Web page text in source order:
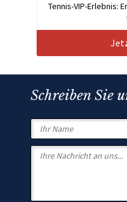
Tennis-VIP-Erlebnis:
Schreiben Sie